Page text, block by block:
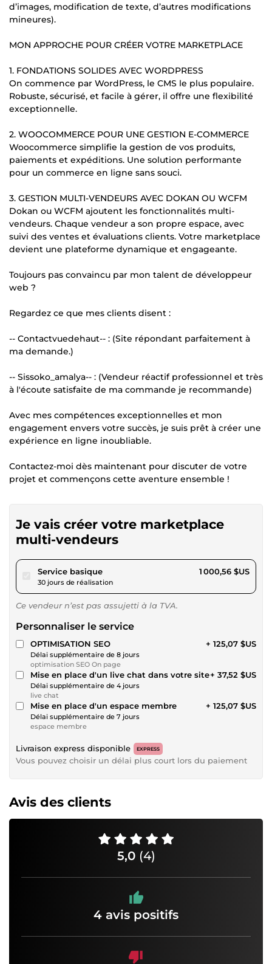
d’images, modification de texte, d’autres modifications
mineures).
MON APPROCHE POUR CRÉER VOTRE MARKETPLACE
1. FONDATIONS SOLIDES AVEC WORDPRESS
On commence par WordPress, le CMS le plus populaire.
Robuste, sécurisé, et facile à gérer, il offre une flexibilité
exceptionnelle.
2. WOOCOMMERCE POUR UNE GESTION E-COMMERCE
Woocommerce simplifie la gestion de vos produits,
paiements et expéditions. Une solution performante
pour un commerce en ligne sans souci.
3. GESTION MULTI-VENDEURS AVEC DOKAN OU WCFM
Dokan ou WCFM ajoutent les fonctionnalités multi-
vendeurs. Chaque vendeur a son propre espace, avec
suivi des ventes et évaluations clients. Votre marketplace
devient une plateforme dynamique et engageante.
Toujours pas convaincu par mon talent de développeur
web ?
Regardez ce que mes clients disent :
-- Contactvuedehaut-- : (Site répondant parfaitement à
ma demande.)
-- Sissoko_amalya-- : (Vendeur réactif professionnel et très
à l'écoute satisfaite de ma commande je recommande)
Avec mes compétences exceptionnelles et mon
engagement envers votre succès, je suis prêt à créer une
expérience en ligne inoubliable.
Contactez-moi dès maintenant pour discuter de votre
projet et commençons cette aventure ensemble !
Je vais créer votre marketplace
multi-vendeurs
Service basiquepour 922,17 $US
30 jours de réalisation
1 000,56 $US
Ce vendeur n’est pas assujetti à la TVA.
Personnaliser le service
OPTIMISATION SEO
Délai supplémentaire de 8 jours
optimisation SEO On page
+ 125,07 $US
Mise en place d'un live chat dans votre site
Délai supplémentaire de 4 jours
live chat
+ 37,52 $US
Mise en place d'un espace membre
Délai supplémentaire de 7 jours
espace membre
+ 125,07 $US
Livraison express disponible EXPRESS
Vous pouvez choisir un délai plus court lors du paiement
Avis des clients
5,0 (4)
4 avis positifs